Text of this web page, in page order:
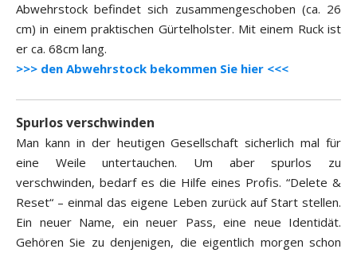
Abwehrstock befindet sich zusammengeschoben (ca. 26
cm) in einem praktischen Gürtelholster. Mit einem Ruck ist
er ca. 68cm lang.
>>> den Abwehrstock bekommen Sie hier <<<
Spurlos verschwinden
Man kann in der heutigen Gesellschaft sicherlich mal für
eine Weile untertauchen. Um aber spurlos zu
verschwinden, bedarf es die Hilfe eines Profis. “Delete &
Reset“ – einmal das eigene Leben zurück auf Start stellen.
Ein neuer Name, ein neuer Pass, eine neue Identidät.
Gehören Sie zu denjenigen, die eigentlich morgen schon